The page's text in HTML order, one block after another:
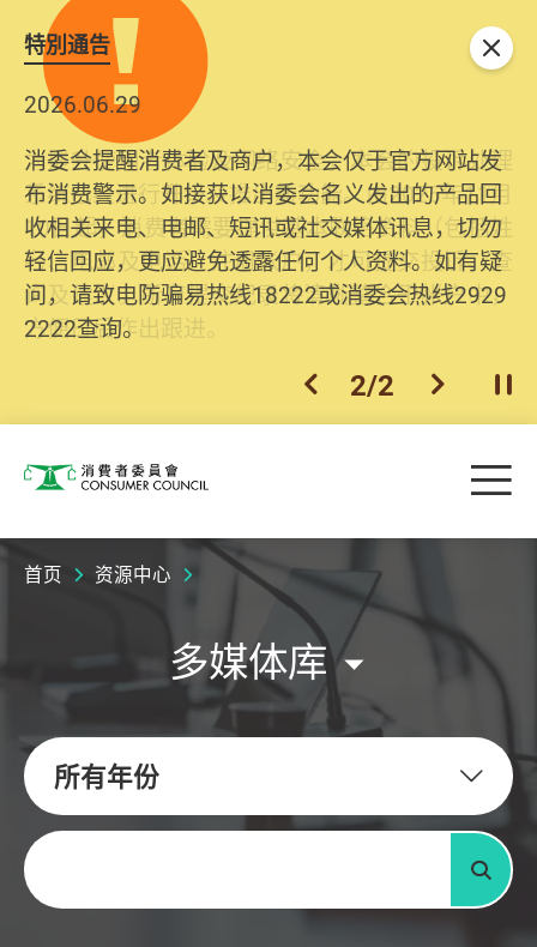
特別通告
2026.06.29
消委会提醒消费者及商户，本会仅于官方网站发
布消费警示。如接获以消委会名义发出的产品回
收相关来电、电邮、短讯或社交媒体讯息，切勿
轻信回应，更应避免透露任何个人资料。如有疑
问，请致电防骗易热线18222或消委会热线2929
2222查询。
2025.10.31
为提升使用者体验及网络安全，本会的投诉处理
系统已经进行升级及推出新功能。由2025年11月
10日起，消费者需要提供基本联络资料（包括姓
名、电邮及电话）注册帐户，才可提交投诉、查
询及建议。所有提交纪录将清晰整合于帐户中，
方便日后作出跟进。
上一个
2/2 下一个开
关闭
消费者委员会 目
首页 资源中心
多媒体库
所有年份
关键字
搜寻